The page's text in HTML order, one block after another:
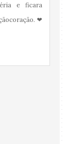
e ficara
❤